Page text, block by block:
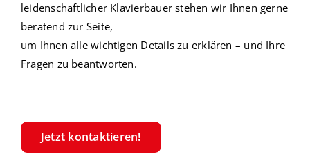
leidenschaftlicher Klavierbauerstehen wir Ihnen gerne
beratend zur Seite,
um Ihnen alle wichtigen Details zu erklären – und Ihre
Fragen zu beantworten.
Jetzt kontaktieren!